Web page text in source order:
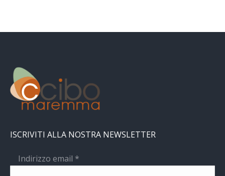
ISCRIVITI ALLA NOSTRA NEWSLETTER
Indirizzo email *